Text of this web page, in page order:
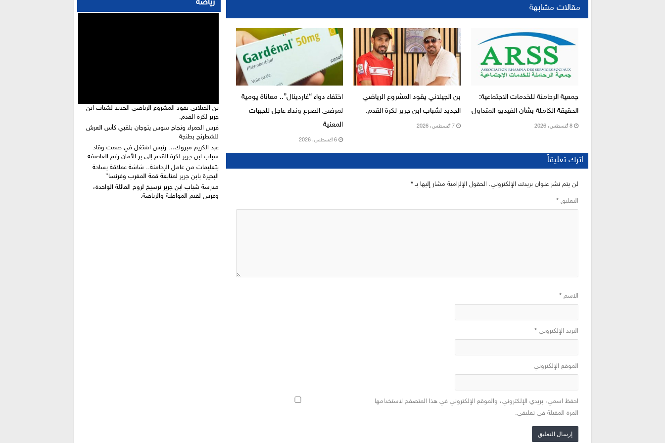
رياضة
بن الجيلاني يقود المشروع الرياضي الجديد لشباب ابن
جرير لكرة القدم.
فرس الحمراء ونجاح سوس يتوجان بلقبي كأس العرش
للشطرنج بطنجة
عبد الكريم مبروك… رئيس اشتغل في صمت وقاد
شباب ابن جرير لكرة القدم إلى بر الأمان رغم العاصفة
بتعليمات من عامل الرحامنة.. شاشة عملاقة بساحة
البحيرة بابن جرير لمتابعة قمة المغرب وفرنسا”
​مدرسة شباب ابن جرير ترسيخ لروح العائلة الواحدة،
وغرس لقيم المواطنة والرياضة.
مقالات مشابهة
جمعية الرحامنة للخدمات الاجتماعية:
الحقيقة الكاملة بشأن الفيديو المتداول
8 أغسطس، 2026
بن الجيلاني يقود المشروع الرياضي
الجديد لشباب ابن جرير لكرة القدم.
7 أغسطس، 2026
اختفاء دواء “غاردينال”.. معاناة يومية
لمرضى الصرع ونداء عاجل للجهات
المعنية
6 أغسطس، 2026
اترك تعليقاً
لن يتم نشر عنوان بريدك الإلكتروني. الحقول الإلزامية مشار إليها بـ*
التعليق*
الاسم*
البريد الإلكتروني*
الموقع الإلكتروني
احفظ اسمي، بريدي الإلكتروني، والموقع الإلكتروني في هذا المتصفح لاستخدامها
المرة المقبلة في تعليقي.